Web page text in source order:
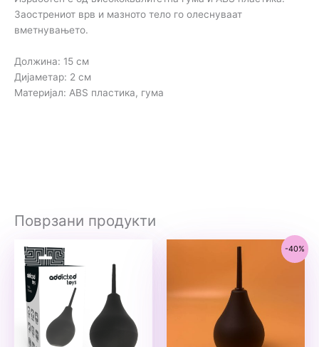
Заострениот врв и мазното тело го олеснуваат
вметнувањето.
Должина: 15 см
Дијаметар: 2 см
Материјал: ABS пластика, гума
Поврзани продукти
-40%